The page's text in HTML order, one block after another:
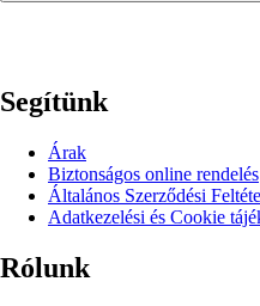
Segítünk
Árak
Biztonságos online rendelés
Általános Szerződési
Adatkezelési és Cookie
Rólunk